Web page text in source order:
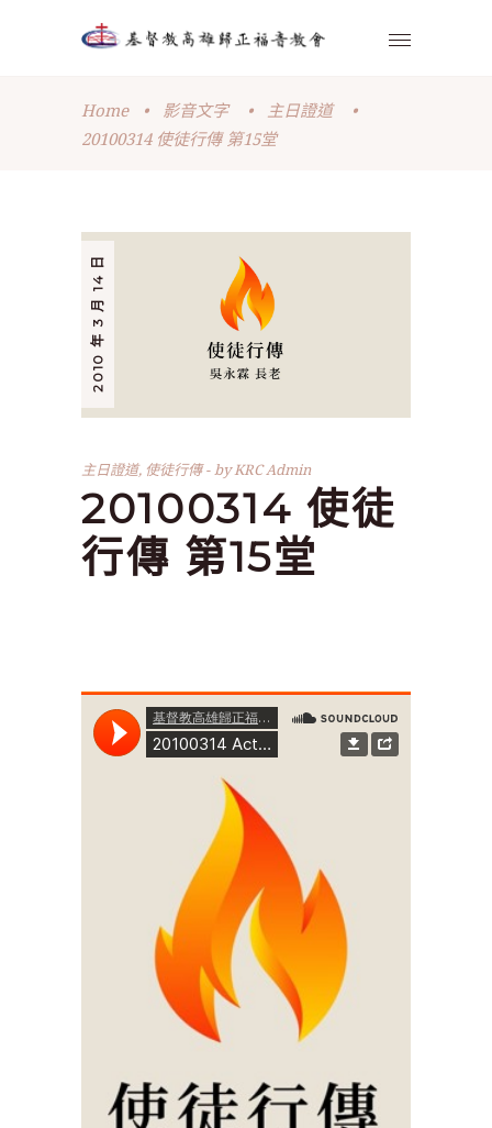
Home • 影音文字 • 主日證道
•
20100314 使徒行傳 第15堂
2010 年 3 月 14 日
主日證道, 使徒行傳 byKRC Admin
20100314 使徒
行傳 第15堂